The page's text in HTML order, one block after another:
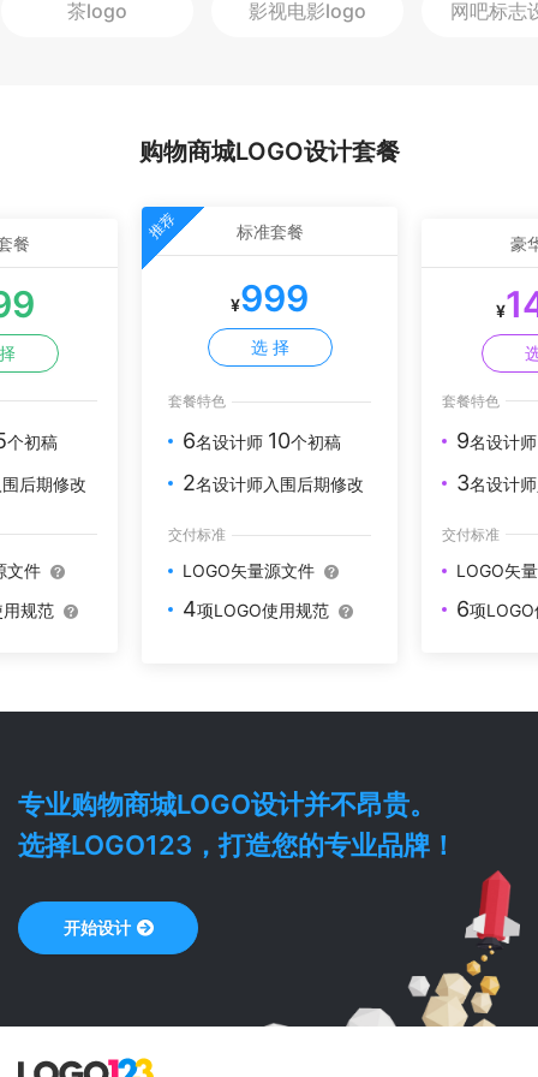
茶logo 影视电影logo
购物商城LOGO设计套餐
餐
个初稿
后期修改
文件
规范
推荐 标准套餐
¥999
选 择
套餐特色
6名设计师 10个初稿
2名设计师入围后期修改
交付标准
LOGO矢量源文件
4项LOGO使用规范
豪
¥
套餐特色
9名设计
3名设计
交付标准
LOGO矢
6项
专业购物商城LOGO设计并不昂贵。
选择LOGO123，打造您的专业品牌！
开始设计